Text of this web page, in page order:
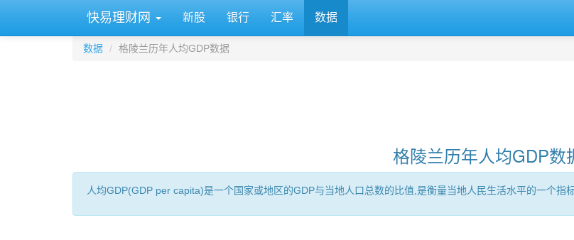
快易理财网 新股 银行 汇率 数据
数据 格陵兰历年人均GDP数据
格陵兰历年人均GDP数
人均GDP(GDP per capita)是一个国家或地区的GDP与当地人口总数的比值,是衡量当地人民生活水平的一个指标